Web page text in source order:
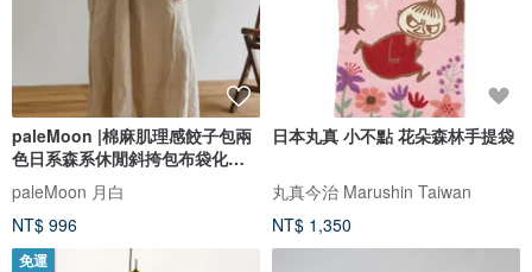
paleMoon |棉麻肌理感餃子包兩
色日系森系休閒斜挎包布袋化緣
包包
paleMoon 月白
NT$ 996
日本丸真 小不點 花朵森林手提袋
丸真今治 Marushin Taiwan
NT$ 1,350
免運